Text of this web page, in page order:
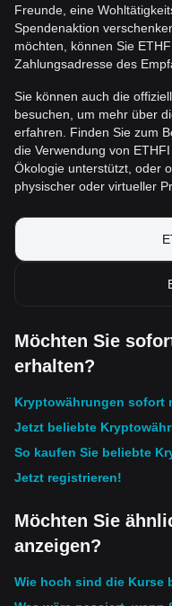
Freunde, eine
Spendenaktion
möchten, können Sie
Zahlungsadresse des
Sie können auch die
besuchen, um mehr über
erfahren. Finden Sie zum
die Verwendung von
Ökologie unterstützt, oder
physischer oder virtueller
Möchten Sie
erhalten?
Kryptowährungen sofort
Jetzt beliebte
So kaufen Sie beliebte
Jetzt registrieren!
Möchten Sie
anzeigen?
Wie hoch sind die Kurse